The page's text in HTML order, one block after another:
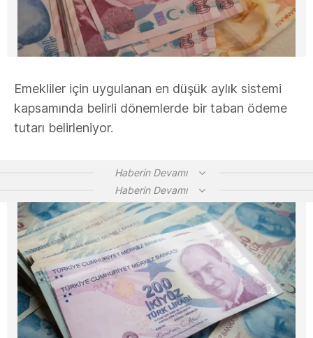
Emekliler için uygulanan en düşük aylık sistemi
kapsamında belirli dönemlerde bir taban ödeme
tutarı belirleniyor.
Haberin Devamı
Haberin Devamı